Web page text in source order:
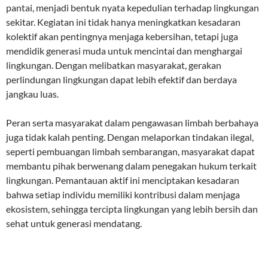
pantai, menjadi bentuk nyata kepedulian terhadap lingkungan
sekitar. Kegiatan ini tidak hanya meningkatkan kesadaran
kolektif akan pentingnya menjaga kebersihan, tetapi juga
mendidik generasi muda untuk mencintai dan menghargai
lingkungan. Dengan melibatkan masyarakat, gerakan
perlindungan lingkungan dapat lebih efektif dan berdaya
jangkau luas.
Peran serta masyarakat dalam pengawasan limbah berbahaya
juga tidak kalah penting. Dengan melaporkan tindakan ilegal,
seperti pembuangan limbah sembarangan, masyarakat dapat
membantu pihak berwenang dalam penegakan hukum terkait
lingkungan. Pemantauan aktif ini menciptakan kesadaran
bahwa setiap individu memiliki kontribusi dalam menjaga
ekosistem, sehingga tercipta lingkungan yang lebih bersih dan
sehat untuk generasi mendatang.